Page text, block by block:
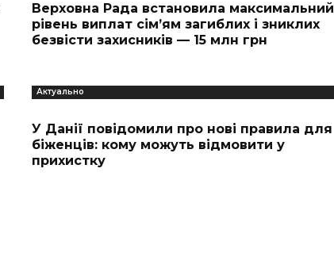
Верховна Рада встановила максимальний
рівень виплат сім’ям загиблих і зниклих
безвісти захисників — 15 млн грн
Актуально
У Данії повідомили про нові правила для
біженців: кому можуть відмовити у
прихистку